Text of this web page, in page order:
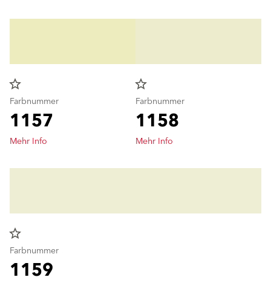
star_border
Farbnummer
1157
Mehr Info
star_border
Farbnummer
1158
Mehr Info
star_border
Farbnummer
1159